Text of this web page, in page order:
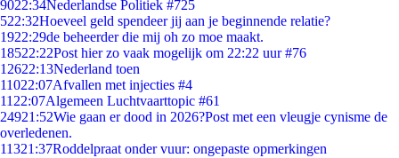
9022:34Nederlandse Politiek #725
522:32Hoeveel geld spendeer jij aan je beginnende relatie?
1922:29de beheerder die mij oh zo moe maakt.
18522:22Post hier zo vaak mogelijk om 22:22 uur #76
12622:13Nederland toen
11022:07Afvallen met injecties #4
11 22:07Algemeen Luchtvaarttopic #61
24921:52Wie gaan er dood in 2026?Post met een vleugje cynisme de
overledenen.
11321:37Roddelpraat onder vuur: ongepaste opmerkingen